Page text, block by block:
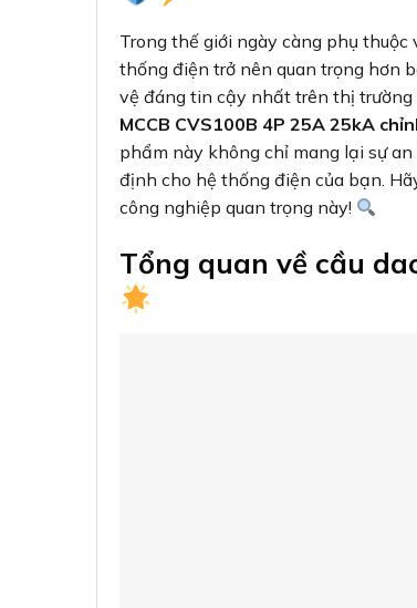
Trong thế giới ngày càng phụ
thống điện trở nên quan trọng hơn
vệ đáng tin cậy nhất trên thị trường
MCCB CVS100B 4P 25A 25kA
phẩm này không chỉ mang lại sự
định cho hệ thống điện của bạn.
công nghiệp quan trọng này!
Tổng quan về cầu